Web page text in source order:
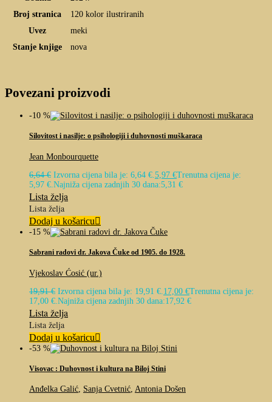
Broj stranica
120 kolor ilustriranih
Uvez
meki
Stanje knjige
nova
Povezani proizvodi
-10 %
Silovitost i nasilje: o psihologiji i duhovnosti muškaraca
Jean Monbourquette
6,64€ Izvorna cijena bila je: 6,64 €. 5,97 €Trenutna cijena je:
5,97 €. Najniža cijena zadnjih 30 dana:5,31 €
Lista želja
Lista želja
Dodaj u košaricu
-15 %
Sabrani radovi dr. Jakova Čuke od 1905. do 1928.
Vjekoslav Ćosić (ur.)
19,91€ Izvorna cijena bila je: 19,91 €. 17,00 €Trenutna cijena je:
17,00 €. Najniža cijena zadnjih 30 dana:17,92 €
Lista želja
Lista želja
Dodaj u košaricu
-53 %
Visovac : Duhovnost i kultura na Biloj Stini
Anđelka Galić, Sanja Cvetnić, Antonia Došen